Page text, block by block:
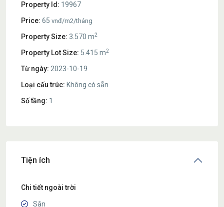
Property Id: 19967
Price: 65 vnđ/m2/tháng
Property Size: 3.570 m2
Property Lot Size: 5.415 m2
Từ ngày: 2023-10-19
Loại cấu trúc: Không có sẵn
Số tầng: 1
Tiện ích
Chi tiết ngoài trời
Sân